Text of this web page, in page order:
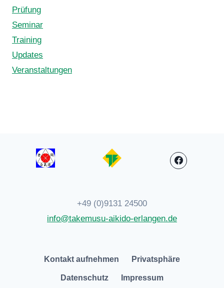
Prüfung
Seminar
Training
Updates
Veranstaltungen
+49 (0)9131 24500
info@takemusu-aikido-erlangen.de
Kontakt aufnehmen Privatsphäre
Datenschutz Impressum